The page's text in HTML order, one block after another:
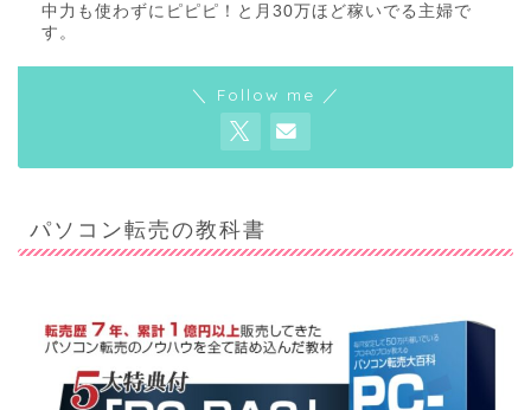
中力も使わずにピピピ！と月30万ほど稼いでる主婦で
す。
＼ Follow me ／
パソコン転売の教科書